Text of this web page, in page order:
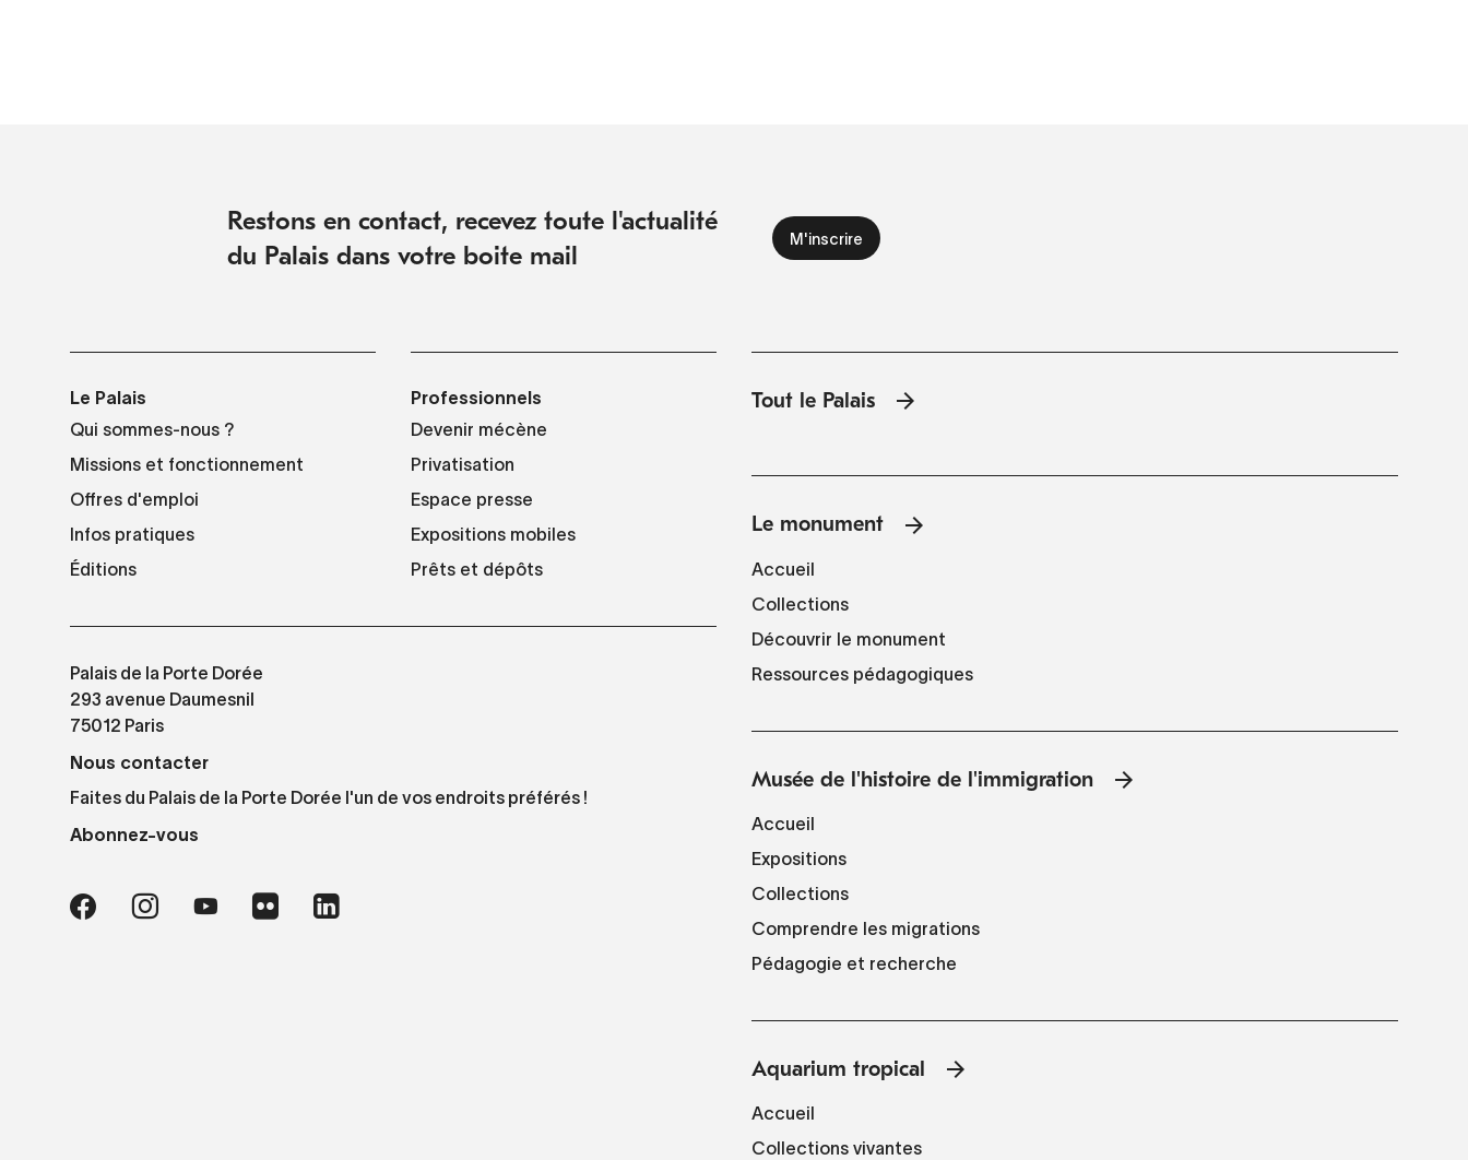
Restons en contact, recevez toute l'actualité
du Palais dans votre boite mail
Le Palais
Qui sommes-nous ?
Missions et fonctionnement
Offres d'emploi
Infos pratiques
Éditions
Professionnels
Devenir mécène
Privatisation
Espace presse
Expositions mobiles
Prêts et dépôts
Palais de la Porte Dorée
293 avenue Daumesnil
75012 Paris
Nous contacter
Faites du Palais de la Porte Dorée l'un de vos endroits préférés !
Abonnez-vous
Tout le Palais
Le monument
Accueil
Collections
Découvrir le monument
Ressources pédagogiques
Musée de l'histoire de l'immigration
Accueil
Expositions
Collections
Comprendre les migrations
Pédagogie et recherche
Aquarium tropical
Accueil
Collections vivantes